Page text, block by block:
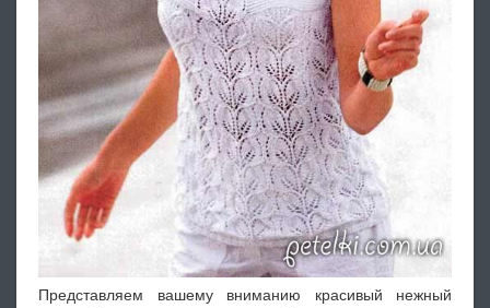
Представляем вашему вниманию красивый нежный